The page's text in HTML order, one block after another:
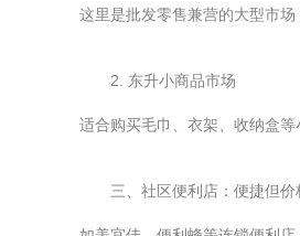
这里是批发零售兼营的大型市
2. 东升小商品市场
适合购买毛巾、衣架、收纳盒等
三、社区便利店：便捷但价